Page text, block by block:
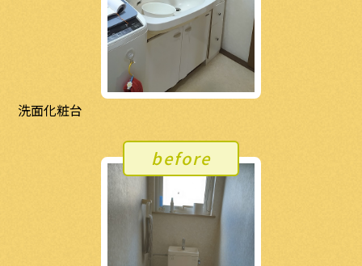
洗面化粧台
before